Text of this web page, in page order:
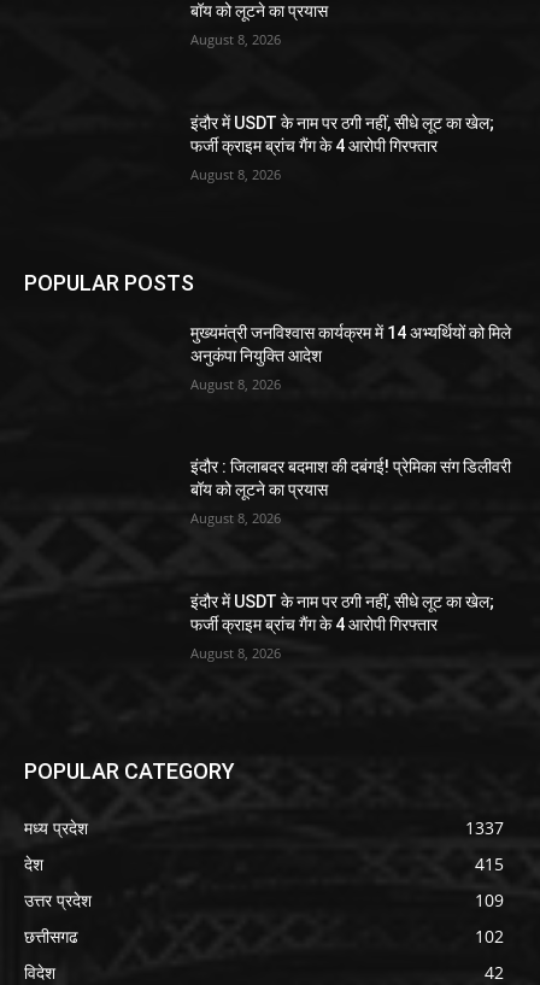
बॉय को लूटने का प्रयास
August 8, 2026
इंदौर में USDT के नाम पर ठगी नहीं, सीधे लूट का खेल;
फर्जी क्राइम ब्रांच गैंग के 4 आरोपी गिरफ्तार
August 8, 2026
POPULAR POSTS
मुख्यमंत्री जनविश्वास कार्यक्रम में 14 अभ्यर्थियों को मिले
अनुकंपा नियुक्ति आदेश
August 8, 2026
इंदौर : जिलाबदर बदमाश की दबंगई! प्रेमिका संग डिलीवरी
बॉय को लूटने का प्रयास
August 8, 2026
इंदौर में USDT के नाम पर ठगी नहीं, सीधे लूट का खेल;
फर्जी क्राइम ब्रांच गैंग के 4 आरोपी गिरफ्तार
August 8, 2026
POPULAR CATEGORY
मध्य प्रदेश
1337
देश
415
उत्तर प्रदेश
109
छत्तीसगढ
102
विदेश
42